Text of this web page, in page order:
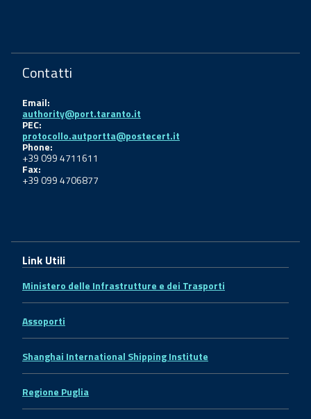
Contatti
Email:
authority@port.taranto.it
PEC:
protocollo.autportta@postecert.it
Phone:
+39 099 4711611
Fax:
+39 099 4706877
Link Utili
Ministero delle Infrastrutture e dei Trasporti
Assoporti
Shanghai International Shipping Institute
Regione Puglia